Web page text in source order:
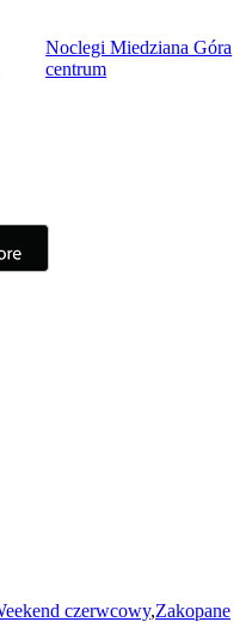
Noclegi Miedziana Góra
centrum
czerwcowy,Zakopane